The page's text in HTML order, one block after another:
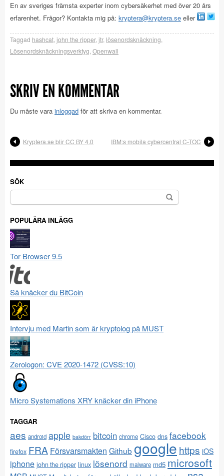
En av sveriges främsta experter inom cybersäkerhet med över 20 års
erfarenhet. Frågor? Kontakta mig på: kryptera@kryptera.se eller
Taggad hashcat,john the ripper,jtr, lösenordsknäckning,
Lösenordsknäckningsverktyg,Openwall
SKRIV EN KOMMENTAR
Du måste vara inloggad för att skriva en kommentar.
Kryptera.se blir CC BY 4.0 IBM:s mobila cybercentral C-TOC
SÖK
Sök
efter:
POPULÄRA INLÄGG
Tor Browser 9.5
Så knäcker du BitCoin
Intervju med Martin som är kryptolog på MUST
Zerologon: CVE 2020-1472 (CVSS:10)
Micro Systemations XRY knäcker din iPhone
TAGGAR
aes android apple bakdörr bitcoin chrome Cisco dns facebook
firefox FRA Försvarsmakten Github google https iOS
iphone john the ripper linux lösenord malware md5 microsoft